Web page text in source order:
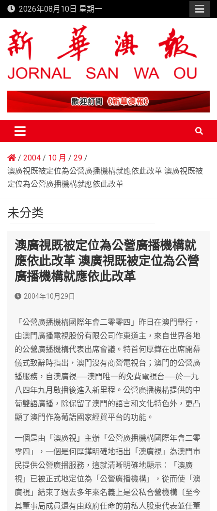
Skip
to
content
2026年08月10日 星期一
新華澳報
2004 10 月
29
澳廣視既被定位為公營廣播機構就應依此改革 澳廣視既被
定位為公營廣播機構就應依此改革
未分类
澳廣視既被定位為公營廣播機構就
應依此改革 澳廣視既被定位為公營
廣播機構就應依此改革
2004年10月29日
「公營廣播機構國際年會二零零四」昨日在澳門舉行，
由澳門廣播電視股份有限公司作東道主，來自世界各地
的公營廣播機構代表出席會議。特首何厚鏵在出席開幕
儀式致辭時指出，澳門沒有商營電視台；澳門的公營廣
播服務，自澳廣視──澳門唯一的免費電視台──於一九
八四年九月啟播後進入新里程。公營廣播機構提供的中
葡雙語廣播，除保留了澳門的語言和文化特色外，更凸
顯了澳門作為葡語國家經貿平台的功能。
一個是由「澳廣視」主辦「公營廣播機構國際年會二零
零四」，一個是何厚鏵明確地指出「澳廣視」為澳門市
民提供公營廣播服務，這就清晰明確地顯示：「澳廣
視」已被正式地定位為「公營廣播機構」，從而使「澳
廣視」結束了過去多年來名義上是公私合營機構〔至今
其董事局成員還有由政府任命的前私人股東代表並任董